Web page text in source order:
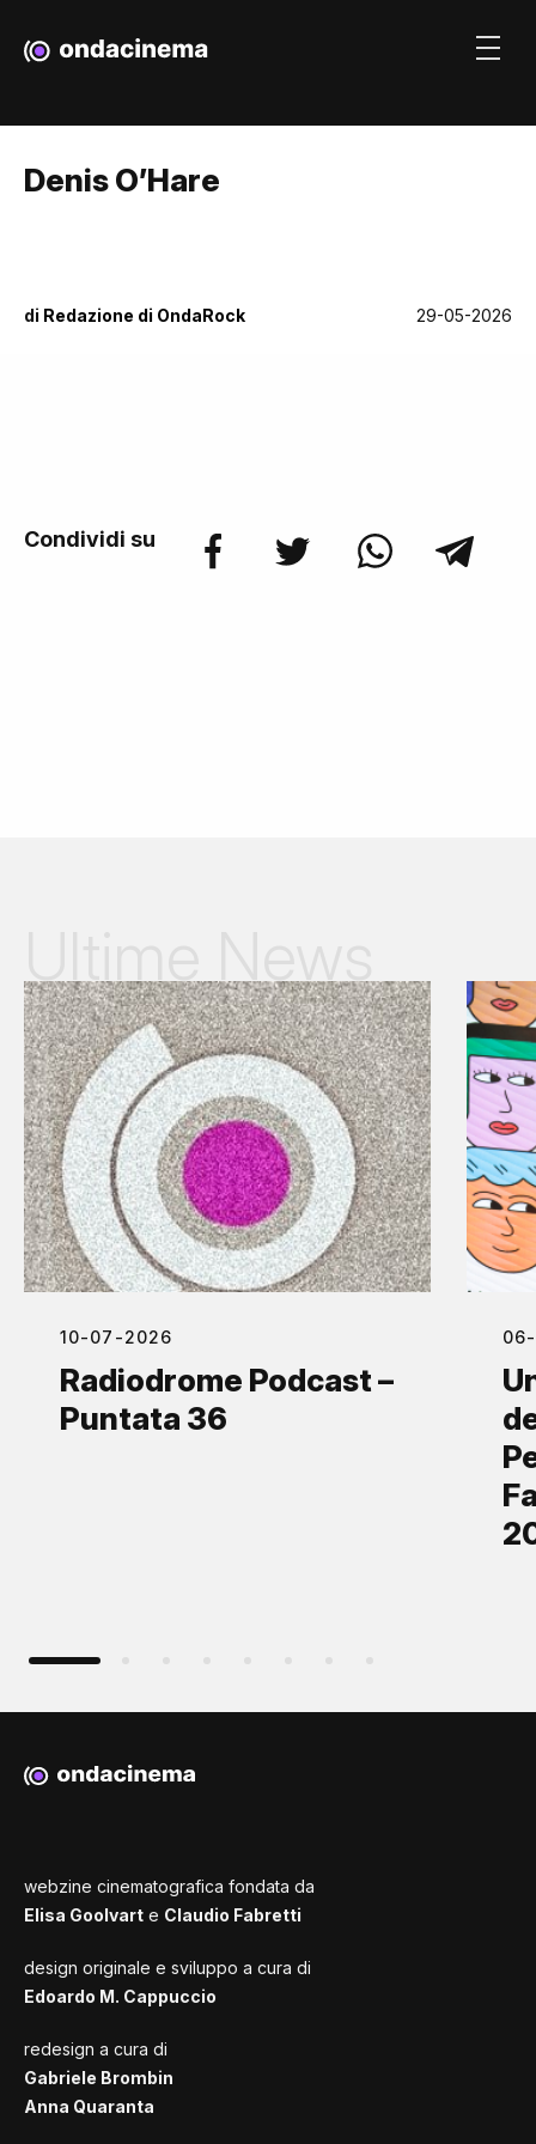
Denis O’Hare
di Redazione di OndaRock 29-05-2026
Condividi su
10-07-2026
Radiodrome Podcast –
Puntata 36
webzine cinematografica fondata da
Elisa Goolvart e Claudio Fabretti
design originale e sviluppo a cura di
Edoardo M. Cappuccio
redesign a cura di
Gabriele Brombin
Anna Quaranta